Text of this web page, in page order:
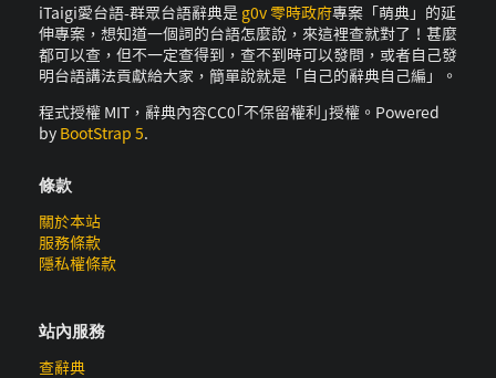
iTaigi愛台語-群眾台語辭典是 g0v 零時政府專案「萌典」的延
伸專案，想知道一個詞的台語怎麼說，來這裡查就對了！甚麼
都可以查，但不一定查得到，查不到時可以發問，或者自己發
明台語講法貢獻給大家，簡單說就是「自己的辭典自己編」。
程式授權 MIT，辭典內容CC0｢不保留權利｣授權。Powered
by BootStrap 5.
條款
關於本站
服務條款
隱私權條款
站內服務
查辭典